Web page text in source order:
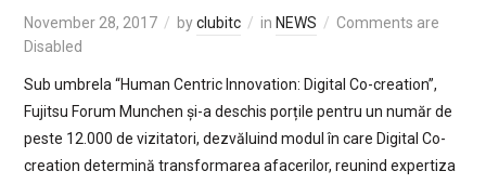
November 28, 2017 byclubitc in NEWS
Comments are
Disabled
Sub umbrela “Human Centric Innovation: Digital Co-creation”,
Fujitsu Forum Munchen și-a deschis porțile pentru un număr de
peste 12.000 de vizitatori, dezvăluind modul în care Digital Co-
creation determină transformarea afacerilor, reunind expertiza